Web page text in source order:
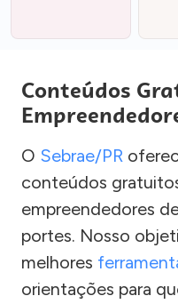
Conteúdos
O Sebrae/PR
conteúdos
empreendedores
portes. Nosso
melhores
orientações para